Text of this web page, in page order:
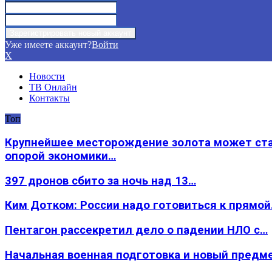
Уже имеете аккаунт?Войти
X
Новости
ТВ Онлайн
Контакты
Топ
Крупнейшее месторождение золота может
опорой экономики…
397 дронов сбито за ночь над 13…
Ким Дотком: России надо готовиться к
Пентагон рассекретил дело о падении НЛО с…
Начальная военная подготовка и новый